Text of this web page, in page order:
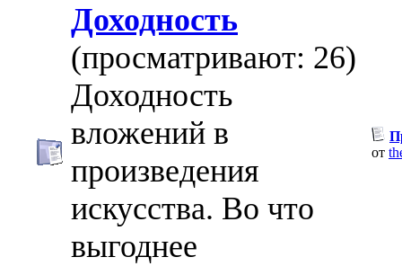
Доходность
(просматривают: 26)
Доходность
вложений в
произведения
искусства. Во что
выгоднее
от